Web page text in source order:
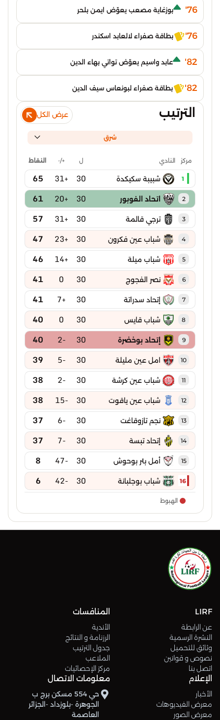
76' بوزغاية مصعب يعوّض ايمن بلحر
76' بطاقة صفراء لالعابد اسكندر
82' عابد واسيم يعوّض تواتي بهاء الدين
82' بطاقة صفراء لبونعاس سيف الدين
الترتيب عرض الكل
شرق
مركز النادي ل +/- النقاط
1 شبيبة سكيكدة 30
+31
65
2 اتحاد الفوبور 30
+20
61
3 ترجي قالمة 30
+31
57
4 شباب عين فكرون 30
+23
47
5 شباب ميلة 30
+14
46
6 نصر الفجوج 30
0
41
7 إتحاد سدراتة 30
+7
41
8 شباب قايس 30
0
40
9 إتحاد بوخضرة 30
-2
40
10 امل عين مليلة 30
-5
39
11 شباب عين كرشة 30
-2
38
12 شباب عين ياقوت 30
-15
38
13 نجم تازوقاغت 30
-6
37
14 إتحاد تبسة 30
-7
37
15 أمل بئر بوحوش 30
-47
8
16 شباب بوجلبانة 30
-42
6
الهبوط
LIRF
عن الرابطة
النشرة الرسمية
وثائق للتحميل
نصوص و قوانين
اتصل بنا
المنافسات
الأندية
الرزنامة و النتائج
جدول الترتيب
الملاعب
مركز الإحصائيات
الإعلام
الأخبار
معرض الفيديوهات
معرض الصور
معلومات الاتصال
حي 554 مسكن برج ب
الجوهرة -بلوزداد -الجزائر
العاصمة